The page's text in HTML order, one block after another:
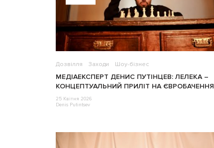
Дозвілля Заходи Шоу-бізнес
МЕДІАЕКСПЕРТ ДЕНИС ПУТІНЦЕВ: ЛЕЛЕКА –
КОНЦЕПТУАЛЬНИЙ ПРИЛІТ НА ЄВРОБАЧЕННЯ
25 Квітня 2026
Denis Putintsev